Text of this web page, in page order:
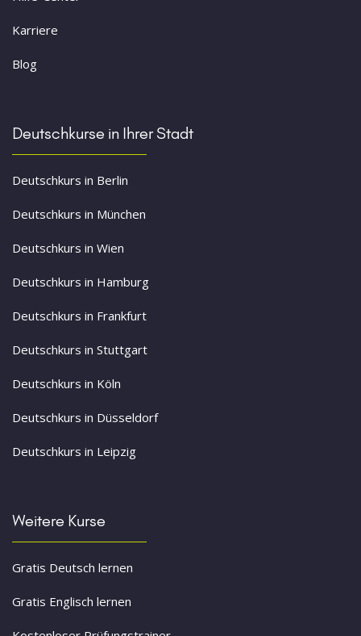
Karriere
Blog
Deutschkurse in Ihrer Stadt
Deutschkurs in Berlin
Deutschkurs in München
Deutschkurs in Wien
Deutschkurs in Hamburg
Deutschkurs in Frankfurt
Deutschkurs in Stuttgart
Deutschkurs in Köln
Deutschkurs in Düsseldorf
Deutschkurs in Leipzig
Weitere Kurse
Gratis Deutsch lernen
Gratis Englisch lernen